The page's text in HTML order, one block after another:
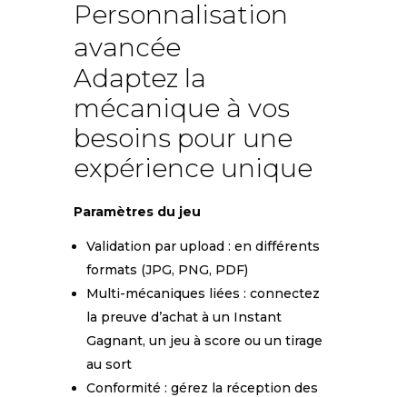
Personnalisation
avancée
Adaptez la
mécanique à vos
besoins pour une
expérience unique
Paramètres du jeu
Validation par upload : en différents
formats (JPG, PNG, PDF)
Multi-mécaniques liées : connectez
la preuve d’achat à un Instant
Gagnant, un jeu à score ou un tirage
au sort
Conformité : gérez la réception des